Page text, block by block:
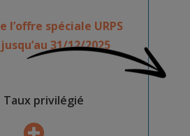
l’offre spéciale URPS
31/12/2025
Taux privilégié